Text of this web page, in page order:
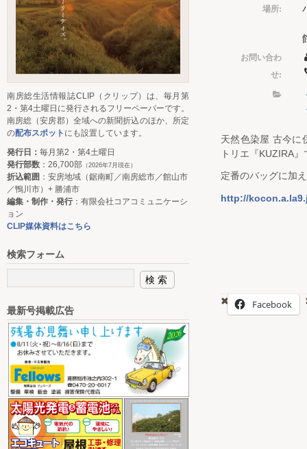
場所:
お問い合わ
せ:
天然色染屋 古今に
トリエ『KUZIRA
定番のバッグに加
http://
Facebook
南房総生活情報誌CLIP（クリップ）は、毎月第
2・第4土曜日に発行されるフリーペーパーです。
南房総（安房郡）全域への新聞折込のほか、所定
の配布スポット にも設置しています。
発行日： 毎月第2・第4土曜日
発行部数 ：26,700部 （2026年7月現在）
折込範囲 ：安房地域（鋸南町／南房総市／館山市
／鴨川市）+ 勝浦市
編集・制作・発行：有限会社コアコミュニケーシ
ョン
CLIP媒体資料はこちら
検索フォーム
最新号掲載広告